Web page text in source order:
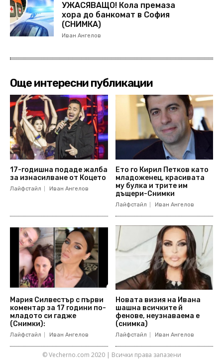
УЖАСЯВАЩО! Кола премаза
хора до банкомат в София
(СНИМКА)
Иван Ангелов
Още интересни публикации
17-годишна подаде жалба
за изнасилване от Коцето
Лайфстайл Иван Ангелов
Ето го Кирил Петков като
младоженец, красивата
му булка и трите им
дъщери-Снимки
Лайфстайл Иван Ангелов
Мария Силвестър с първи
коментар за 17 години по-
младото си гадже
(Снимки):
Лайфстайл Иван Ангелов
Новата визия на Ивана
шашна всичките й
фенове, неузнаваема е
(снимка)
Лайфстайл Иван Ангелов
© Vecherno.com 2020 | Всички права запазени